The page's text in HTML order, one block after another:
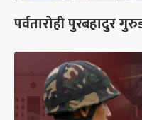
पर्वतारोही पुरबहादुर